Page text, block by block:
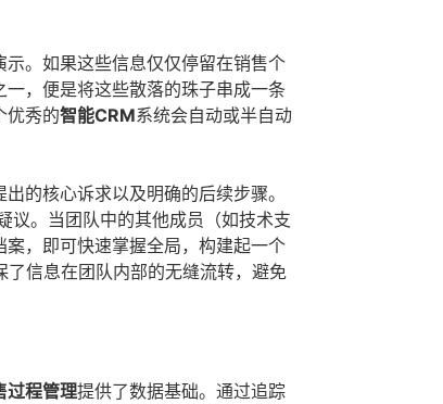
。如果这些信息仅仅停留在销售个
一，便是将这些散落的珠子串成一条
优秀的智能CRM系统会自动或半自动
的核心诉求以及明确的后续步骤。
议。当团队中的其他成员（如技术支
，即可快速掌握全局，构建起一个
了信息在团队内部的无缝流转，避免
过程管理提供了数据基础。通过追踪